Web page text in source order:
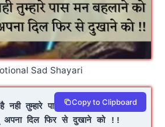
Sad Shayari
नही तुम्हारे पास मन बहलाने को
अपना दिल फिर से दुखाने को !!
Copy to Clipboard